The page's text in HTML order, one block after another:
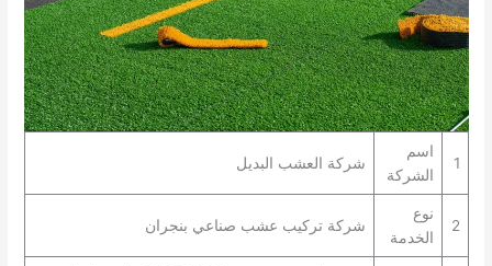
1
اسم
الشركة
شركة العشب البديل
2
نوع
الخدمة
شركة تركيب عشب صناعي بنجران